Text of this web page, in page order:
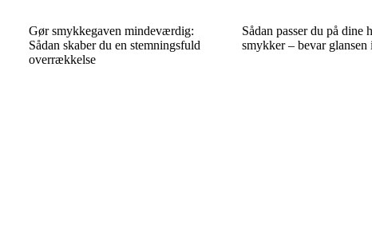
Gør smykkegaven mindeværdig:
Sådan skaber du en stemningsfuld
overrækkelse
Sådan passer du på dine
smykker – bevar glansen